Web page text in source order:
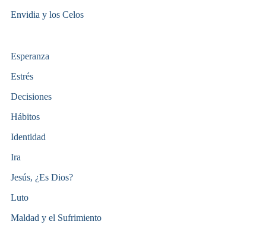
Envidia y los Celos
Esperanza
Estrés
Decisiones
Hábitos
Identidad
Ira
Jesús, ¿Es Dios?
Luto
Maldad y el Sufrimiento